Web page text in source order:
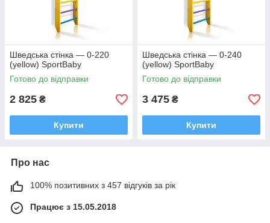
Шведська стінка — 0-220
(yellow) SportBaby
Готово до відправки
2 825 ₴
Купити
Шведська стінка — 0-240
(yellow) SportBaby
Готово до відправки
3 475 ₴
Купити
Про нас
100% позитивних з 457 відгуків за рік
Працює з 15.05.2018